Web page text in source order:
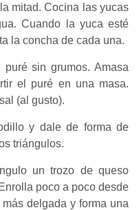
mitad. Cocina las yucas
Cuando la yuca esté
la concha de cada una.
sin grumos. Amasa
el puré en una masa.
(al gusto).
y dale de forma de
triángulos.
un trozo de queso
poco a poco desde
delgada y forma una